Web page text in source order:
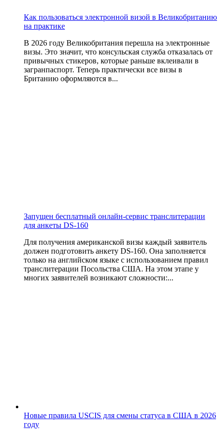
Как пользоваться электронной визой в Великобританию
на практике
В 2026 году Великобритания перешла на электронные
визы. Это значит, что консульская служба отказалась от
привычных стикеров, которые раньше вклеивали в
загранпаспорт. Теперь практически все визы в
Британию оформляются в...
Запущен бесплатный онлайн-сервис транслитерации
для анкеты DS-160
Для получения американской визы каждый заявитель
должен подготовить анкету DS-160. Она заполняется
только на английском языке с использованием правил
транслитерации Посольства США. На этом этапе у
многих заявителей возникают сложности:...
Новые правила USCIS для смены статуса в США в 2026
году